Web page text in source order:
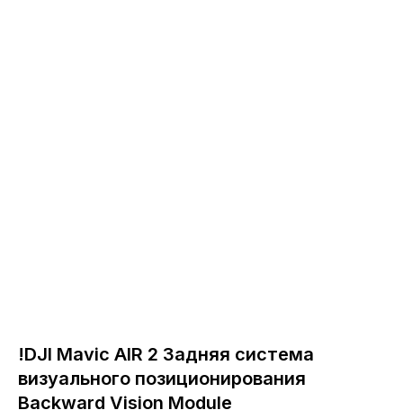
!DJI Mavic AIR 2 Задняя система
визуального позиционирования
Backward Vision Module